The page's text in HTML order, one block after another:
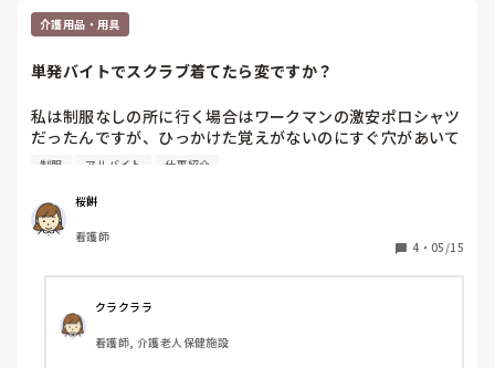
っては医療行為と判断される場合もあるので、施設ごとのルー
ルや看護師の判断に委ねられているのが実情かなと感じます。
個人的には、「どこまでが介護でどこからが医療か」を曖昧に
書や手順を明確にしておくことが大事だと思います。
介護用品・用具
単発バイトでスクラブ着てたら変ですか？
私は制服なしの所に行く場合はワークマンの激安ポロシャツ
だったんですが、ひっかけた覚えがないのにすぐ穴があいて
いてコスパ悪いなと思い始めました。
良くてヘビロテしてるんですが自分で買える金額ではな
く…。
トで介護施設が多いので、介護施設でスクラブって浮きます
また、看護師アピールしてるみたいに思われたりしますか？
准看護師ですが全然気にせず介護の求人に応募したりしま
制服 アルバイト 仕事紹介
桜餅
看護師
4 ・ 05/15
クラクララ
看護師, 介護老人保健施設